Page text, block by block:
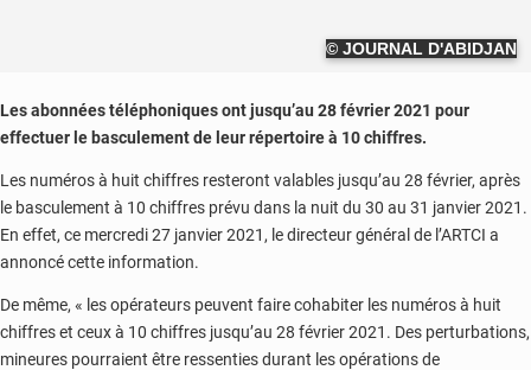
© JOURNAL D'ABIDJAN
Les abonnées téléphoniques ont jusqu’au 28 février 2021 pour
effectuer le basculement de leur répertoire à 10 chiffres.
Les numéros à huit chiffres resteront valables jusqu’au 28 février, après
le basculement à 10 chiffres prévu dans la nuit du 30 au 31 janvier 2021.
En effet, ce mercredi 27 janvier 2021, le directeur général de l’ARTCI a
annoncé cette information.
De même, « les opérateurs peuvent faire cohabiter les numéros à huit
chiffres et ceux à 10 chiffres jusqu’au 28 février 2021. Des perturbations,
mineures pourraient être ressenties durant les opérations de